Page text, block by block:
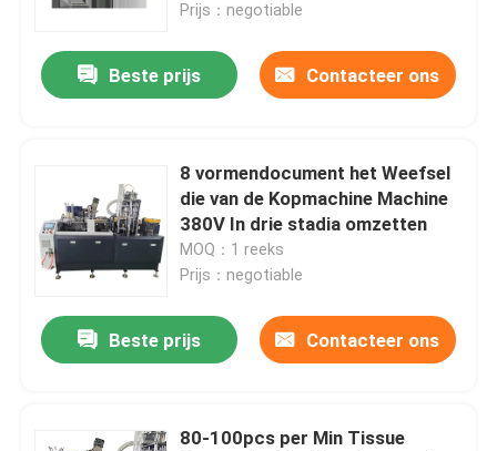
Prijs：negotiable
Beste prijs Contacteer ons
8 vormendocument het Weefsel
die van de Kopmachine Machine
380V In drie stadia omzetten
MOQ：1 reeks
Prijs：negotiable
Beste prijs Contacteer ons
80-100pcs per Min Tissue